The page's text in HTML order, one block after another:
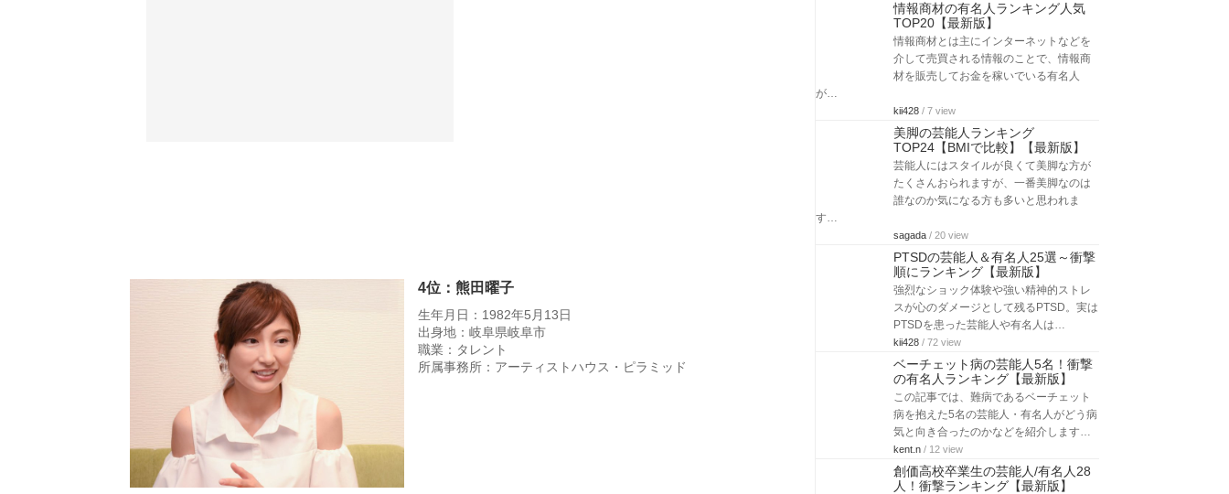
4位：熊田曜子
生年月日：1982年5月13日
出身地：岐阜県岐阜市
職業：タレント
所属事務所：アーティストハウス・ピラミッド
情報商材の有名人ランキング人気
TOP20【最新版】
情報商材とは主にインターネットなどを
介して売買される情報のことで、情報商
材を販売してお金を稼いでいる有名人
が…
kii428 / 7 view
美脚の芸能人ランキング
TOP24【BMIで比較】【最新版】
芸能人にはスタイルが良くて美脚な方が
たくさんおられますが、一番美脚なのは
誰なのか気になる方も多いと思われま
す…
sagada / 20 view
PTSDの芸能人＆有名人25選～衝撃
順にランキング【最新版】
強烈なショック体験や強い精神的ストレ
スが心のダメージとして残るPTSD。実は
PTSDを患った芸能人や有名人は…
kii428 / 72 view
ベーチェット病の芸能人5名！衝撃
の有名人ランキング【最新版】
この記事では、難病であるベーチェット
病を抱えた5名の芸能人・有名人がどう病
気と向き合ったのかなどを紹介します…
kent.n / 12 view
創価高校卒業生の芸能人/有名人28
人！衝撃ランキング【最新版】